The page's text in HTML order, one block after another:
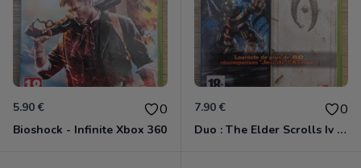
5.90 € 0
Bioshock - Infinite Xbox 360
7.90 € 0
Duo : The Elder Scrolls Iv - Oblivion + Bioshock Xbox 360